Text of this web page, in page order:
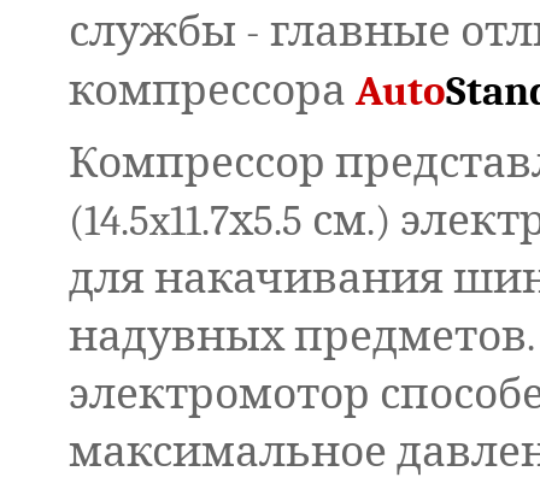
службы - главные
компрессора Auto
Компрессор
(14.5x11.7х5.5 см.)
для накачивания
надувных
электромотор
максимальное